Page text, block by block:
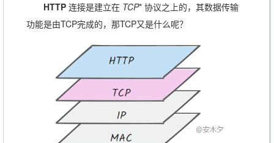
HTTP 连接是建立在 TCP* 协议之上的，其数据传输
功能是由TCP完成的，那TCP又是什么呢？